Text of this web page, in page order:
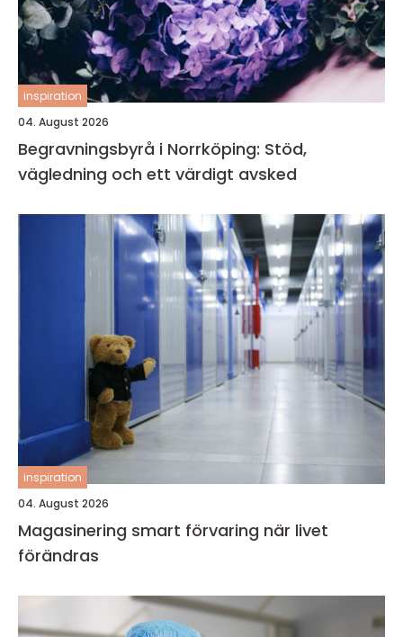
inspiration
04. August 2026
Begravningsbyrå i Norrköping: Stöd,
vägledning och ett värdigt avsked
inspiration
04. August 2026
Magasinering smart förvaring när livet
förändras